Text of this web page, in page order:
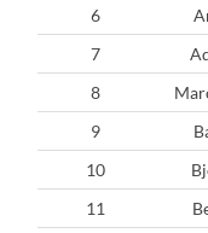
6
7
8
9
10
11